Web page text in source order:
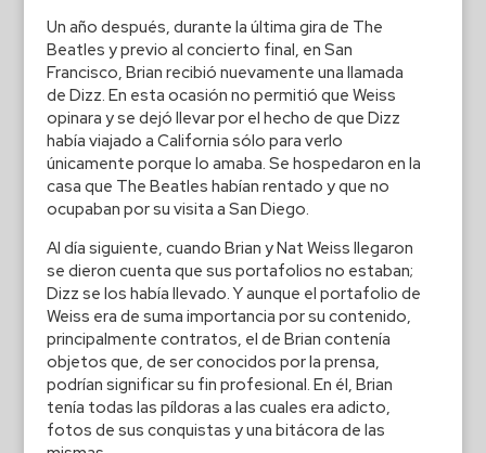
Un año después, durante la última gira de The
Beatles y previo al concierto final, en San
Francisco, Brian recibió nuevamente una llamada
de Dizz. En esta ocasión no permitió que Weiss
opinara y se dejó llevar por el hecho de que Dizz
había viajado a California sólo para verlo
únicamente porque lo amaba. Se hospedaron en la
casa que The Beatles habían rentado y que no
ocupaban por su visita a San Diego.
Al día siguiente, cuando Brian y Nat Weiss llegaron
se dieron cuenta que sus portafolios no estaban;
Dizz se los había llevado. Y aunque el portafolio de
Weiss era de suma importancia por su contenido,
principalmente contratos, el de Brian contenía
objetos que, de ser conocidos por la prensa,
podrían significar su fin profesional. En él, Brian
tenía todas las píldoras a las cuales era adicto,
fotos de sus conquistas y una bitácora de las